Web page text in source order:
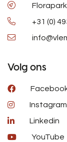
+31 (0)
Volg ons
Instagram
Linkedin
YouTube